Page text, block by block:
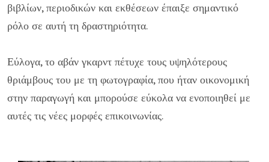
βιβλίων, περιοδικών και εκθέσεων έπαιξε σημαντικό
ρόλο σε αυτή τη δραστηριότητα.
Εύλογα, το αβάν γκαρντ πέτυχε τους υψηλότερους
θριάμβους του με τη φωτογραφία, που ήταν οικονομική
στην παραγωγή και μπορούσε εύκολα να ενοποιηθεί με
αυτές τις νέες μορφές επικοινωνίας.